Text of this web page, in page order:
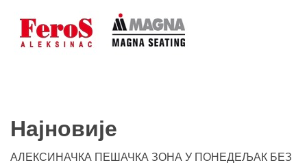
Најновије
АЛЕКСИНАЧКА ПЕШАЧКА ЗОНА У ПОНЕДЕЉАК БЕЗ